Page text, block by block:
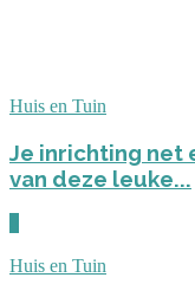
Huis en Tuin
Je inrichting net
van deze leuke...
Huis en Tuin